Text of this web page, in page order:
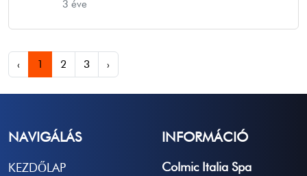
3 éve
‹ 1 2 3 ›
NAVIGÁLÁS
KEZDŐLAP
INFORMÁCIÓ
Colmic Italia Spa